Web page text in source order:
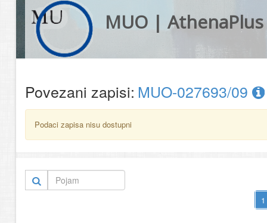
MUO | AthenaPlus
Povezani zapisi: MUO-027693/09
Podaci zapisa nisu dostupni